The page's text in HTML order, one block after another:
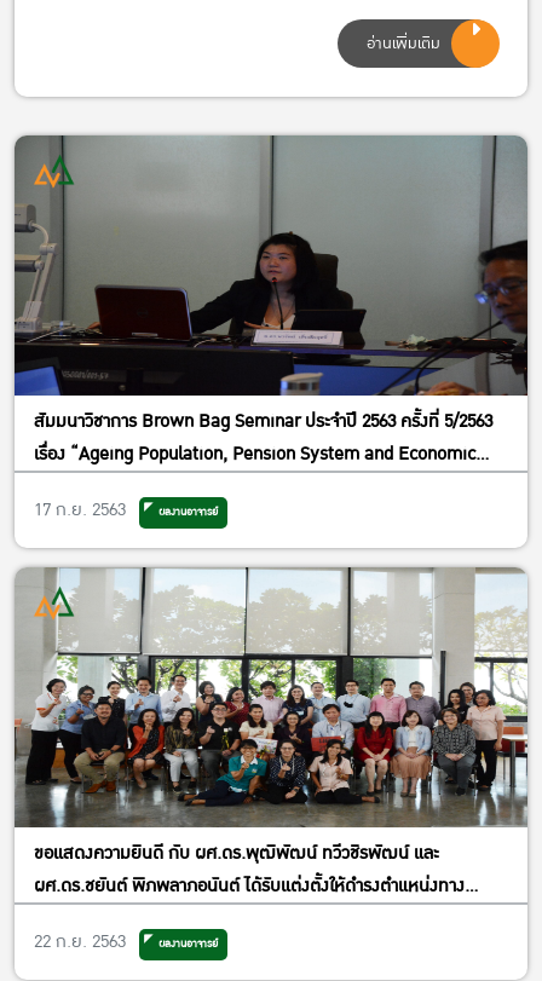
ณ ห้อง 5628 อาคารปฏิบัติการคณะเศรษฐศาสตร์
อ่านเพิ่มเติม
สัมมนาวิชาการ Brown Bag Seminar ประจำปี 2563 ครั้งที่ 5/2563
เรื่อง “Ageing Population, Pension System and Economic
Sector” โดย อ.ดร.นวรัตน์ เต็มสัมฤทธิ์ อาจารย์ประจำภาควิชา
เศรษฐศาสตร์ วันพฤหัสบดีที่ 17 กันยายน 2563 เวลา 10.00–12.00 น.
ห้องประชุม EC 5628 อาคารปฏิบัติการ คณะเศรษฐศาสตร์
มหาวิทยาลัยเกษตรศาสตร์
17 ก.ย. 2563 ผลงานอาจารย์
ขอแสดงความยินดี กับ ผศ.ดร.พุฒิพัฒน์ ทวีวชิรพัฒน์ และ
ผศ.ดร.ชยันต์ พิภพลาภอนันต์ ได้รับแต่งตั้งให้ดำรงตำแหน่งทาง
อ.ดร.ดุษณี เกศวยุธ เริ่มปฏิบัติงานที่ภาควิชาเศรษฐศาสตร์ เมื่อ 1
22 ก.ย. 2563 ผลงานอาจารย์